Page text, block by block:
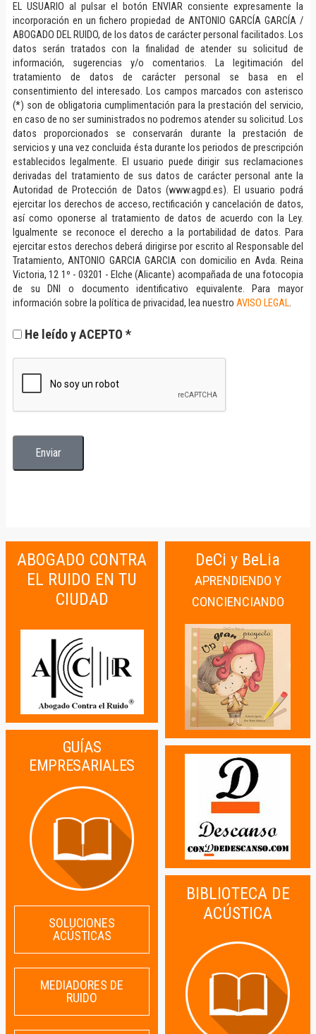
EL USUARIO al pulsar el botón ENVIAR consiente expresamente la
incorporación en un fichero propiedad de ANTONIO GARCÍA GARCÍA /
ABOGADO DEL RUIDO, de los datos de carácter personal facilitados. Los
datos serán tratados con la finalidad de atender su solicitud de
información, sugerencias y/o comentarios. La legitimación del
tratamiento de datos de carácter personal se basa en el
consentimiento del interesado. Los campos marcados con asterisco
(*) son de obligatoria cumplimentación para la prestación del servicio,
en caso de no ser suministrados no podremos atender su solicitud. Los
datos proporcionados se conservarán durante la prestación de
servicios y una vez concluida ésta durante los periodos de prescripción
establecidos legalmente. El usuario puede dirigir sus reclamaciones
derivadas del tratamiento de sus datos de carácter personal ante la
Autoridad de Protección de Datos (www.agpd.es). El usuario podrá
ejercitar los derechos de acceso, rectificación y cancelación de datos,
así como oponerse al tratamiento de datos de acuerdo con la Ley.
Igualmente se reconoce el derecho a la portabilidad de datos. Para
ejercitar estos derechos deberá dirigirse por escrito al Responsable del
Tratamiento, ANTONIO GARCIA GARCIA con domicilio en Avda. Reina
Victoria, 12 1º - 03201 - Elche (Alicante) acompañada de una fotocopia
de su DNI o documento identificativo equivalente. Para mayor
información sobre la política de privacidad, lea nuestro AVISO LEGAL.
He leído y ACEPTO *
ABOGADO CONTRA
EL RUIDO EN TU
CIUDAD
GUÍAS
EMPRESARIALES
SOLUCIONES
ACÚSTICAS
MEDIADORES DE
RUIDO
DeCi y BeLia
APRENDIENDO Y
CONCIENCIANDO
BIBLIOTECA DE
ACÚSTICA